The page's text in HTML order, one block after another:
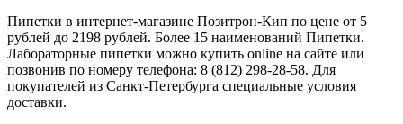
Пипетки в интернет-магазине Позитрон-Кип по цене от 5
рублей до 2198 рублей. Более 15 наименований Пипетки.
Лабораторные пипетки можно купить online на сайте или
позвонив по номеру телефона: 8 (812) 298-28-58. Для
покупателей из Санкт-Петербурга специальные условия
доставки.